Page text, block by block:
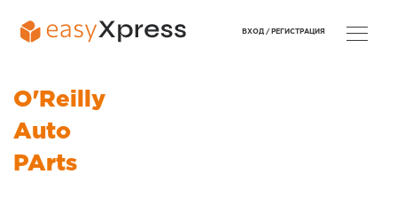
O'Reilly
Auto
PArts
ВХОД / РЕГИСТРАЦИЯ